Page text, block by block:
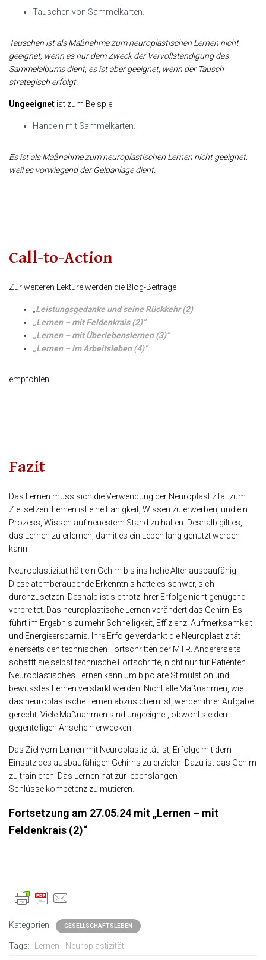
Tauschen von Sammelkarten.
Tauschen ist als Maßnahme zum neuroplastischen Lernen nicht
geeignet, wenn es nur dem Zweck der Vervollständigung des
Sammelalbums dient; es ist aber geeignet, wenn der Tausch
strategisch erfolgt.
Ungeeignet ist zum Beispiel
Handeln mit Sammelkarten.
Es ist als Maßnahme zum neuroplastischen Lernen nicht geeignet,
weil es vorwiegend der Geldanlage dient.
Call-to-Action
Zur weiteren Lektüre werden die Blog-Beiträge
„Leistungsgedanke und seine Rückkehr (2)“
„Lernen – mit Feldenkrais (2)“
„Lernen – mit Überlebenslernen (3)“
„Lernen – im Arbeitsleben (4)“
empfohlen.
Fazit
Das Lernen muss sich die Verwendung der Neuroplastizität zum
Ziel setzen. Lernen ist eine Fähigkeit, Wissen zu erwerben, und ein
Prozess, Wissen auf neuestem Stand zu halten. Deshalb gilt es,
das Lernen zu erlernen, damit es ein Leben lang genutzt werden
kann.
Neuroplastizität hält ein Gehirn bis ins hohe Alter ausbaufähig.
Diese atemberaubende Erkenntnis hatte es schwer, sich
durchzusetzen. Deshalb ist sie trotz ihrer Erfolge nicht genügend
verbreitet. Das neuroplastische Lernen verändert das Gehirn. Es
führt im Ergebnis zu mehr Schnelligkeit, Effizienz, Aufmerksamkeit
und Energieersparnis. Ihre Erfolge verdankt die Neuroplastizität
einerseits den technischen Fortschritten der MTR. Andererseits
schafft sie selbst technische Fortschritte, nicht nur für Patienten.
Neuroplastisches Lernen kann um bipolare Stimulation und
bewusstes Lernen verstärkt werden. Nicht alle Maßnahmen, wie
das neuroplastische Lernen abzusichern ist, werden ihrer Aufgabe
gerecht. Viele Maßnahmen sind ungeeignet, obwohl sie den
gegenteiligen Anschein erwecken.
Das Ziel vom Lernen mit Neuroplastizität ist, Erfolge mit dem
Einsatz des ausbaufähigen Gehirns zu erzielen. Dazu ist das Gehirn
zu trainieren. Das Lernen hat zur lebenslangen
Schlüsselkompetenz zu mutieren.
Fortsetzung am 27.05.24 mit „Lernen – mit
Feldenkrais (2)“
Kategorien: GESELLSCHAFTSLEBEN
Tags: Lernen Neuroplastizität